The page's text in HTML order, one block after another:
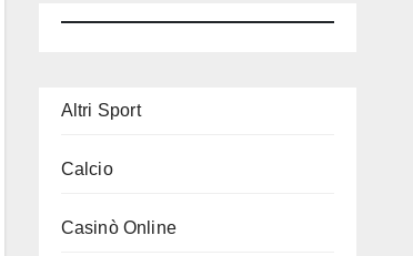
Altri Sport
Calcio
Casinò Online